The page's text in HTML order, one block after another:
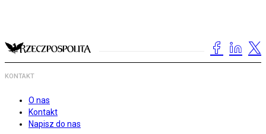
KONTAKT
O nas
Kontakt
Napisz do nas